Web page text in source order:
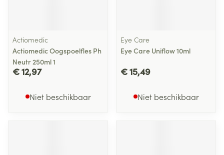
Actiomedic
Actiomedic Oogspoelfles Ph
Neutr 250ml 1
€ 12,97
Niet beschikbaar
Eye Care
Eye Care Uniflow 10ml
€ 15,49
Niet beschikbaar